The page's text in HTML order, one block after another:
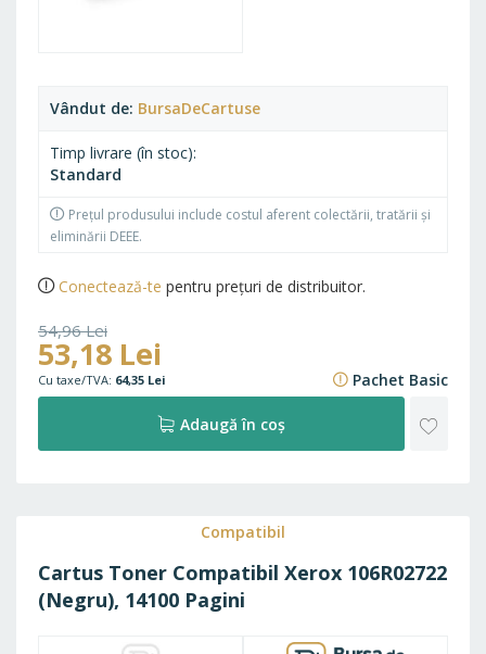
Vândut de BursaDeCartuse
Timp livrare (în stoc)
Standard
Prețul produsului include costul aferent colectării, tratării și
eliminării DEEE.
Conectează-te pentru prețuri de distribuitor.
54,96 Lei
66,50 Lei
53,18 Lei
64,35 Lei Pachet Basic
Adaugă în coș
Compatibil
Cartus Toner Compatibil Xerox 106R02722
(Negru), 14100 Pagini